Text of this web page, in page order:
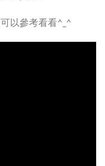
以參考看看^_^